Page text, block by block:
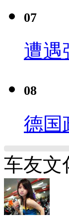
07
遭遇
08
德国
车友文